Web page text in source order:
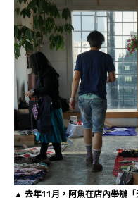
▲ 去年11月，阿魚在店內舉辦「